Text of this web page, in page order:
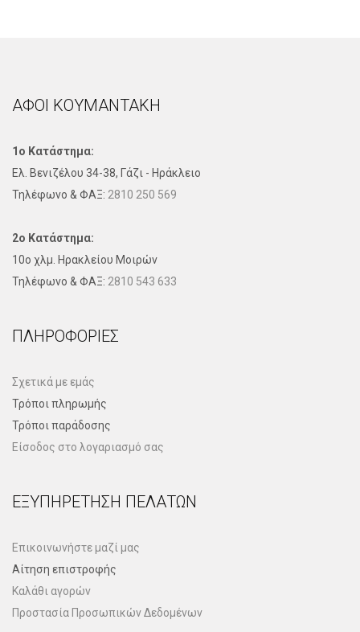
ΑΦΟΙ ΚΟΥΜΑΝΤΑΚΗ
1ο Κατάστημα:
Ελ. Βενιζέλου 34-38, Γάζι - Ηράκλειο
Τηλέφωνo & ΦΑΞ: 2810 250 569
2ο Κατάστημα:
10ο χλμ. Ηρακλείου Μοιρών
Τηλέφωνo & ΦΑΞ: 2810 543 633
ΠΛΗΡΟΦΟΡΊΕΣ
Σχετικά με εμάς
Τρόποι πληρωμής
Τρόποι παράδοσης
Είσοδος στο λογαριασμό σας
ΕΞΥΠΗΡΈΤΗΣΗ ΠΕΛΑΤΏΝ
Επικοινωνήστε μαζί μας
Αίτηση επιστροφής
Καλάθι αγορών
Προστασία Προσωπικών Δεδομένων